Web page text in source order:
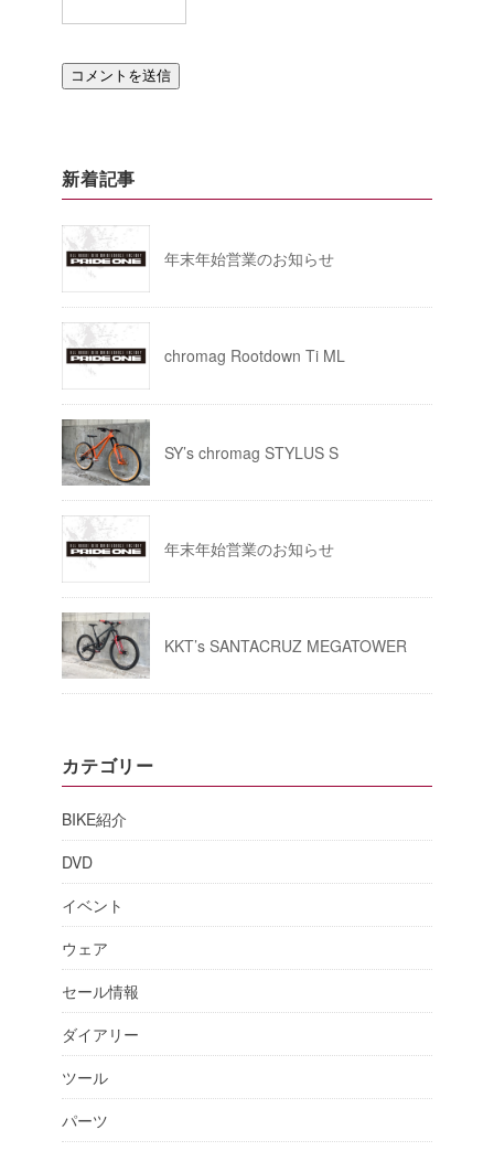
新着記事
年末年始営業のお知らせ
chromag Rootdown Ti ML
SY’s chromag STYLUS S
年末年始営業のお知らせ
KKT’s SANTACRUZ MEGATOWER
カテゴリー
BIKE紹介
DVD
イベント
ウェア
セール情報
ダイアリー
ツール
パーツ